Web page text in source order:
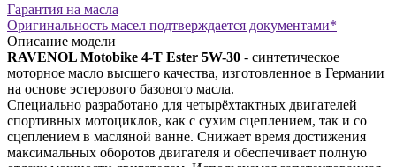
Гарантия на масла
Оригинальность масел подтверждается документами*
Описание модели
RAVENOL Motobike 4-T Ester 5W-30 - синтетическое
моторное масло высшего качества, изготовленное в Германии
на основе эстерового базового масла.
Специально разработано для четырёхтактных двигателей
спортивных мотоциклов, как с сухим сцеплением, так и со
сцеплением в масляной ванне. Снижает время достижения
максимальных оборотов двигателя и обеспечивает полную